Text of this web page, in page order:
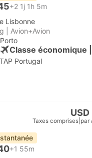
+2 1j 1h 5m
Lisbonne
| Avion+Avion
Classe économique
TAP Portugal
Taxes comprises par
+1 55m